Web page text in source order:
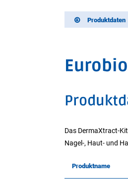
Produktdaten
Das DermaXtract-
Nagel-, Haut- und
Produktname